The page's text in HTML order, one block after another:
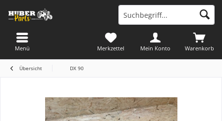
Warenkorb
Merkzettel Mein Konto
Menü
Übersicht DX 90